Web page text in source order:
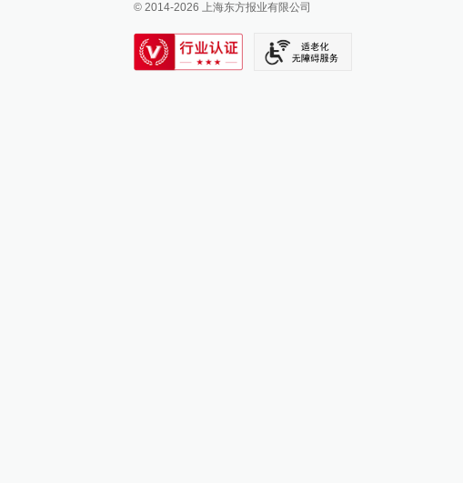
IP SHANGHAI
SIXTH TONE
© 2014-2026 上海东方报业有限公司